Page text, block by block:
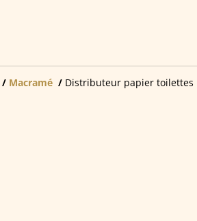
/ Macramé / Distributeur papier toilettes